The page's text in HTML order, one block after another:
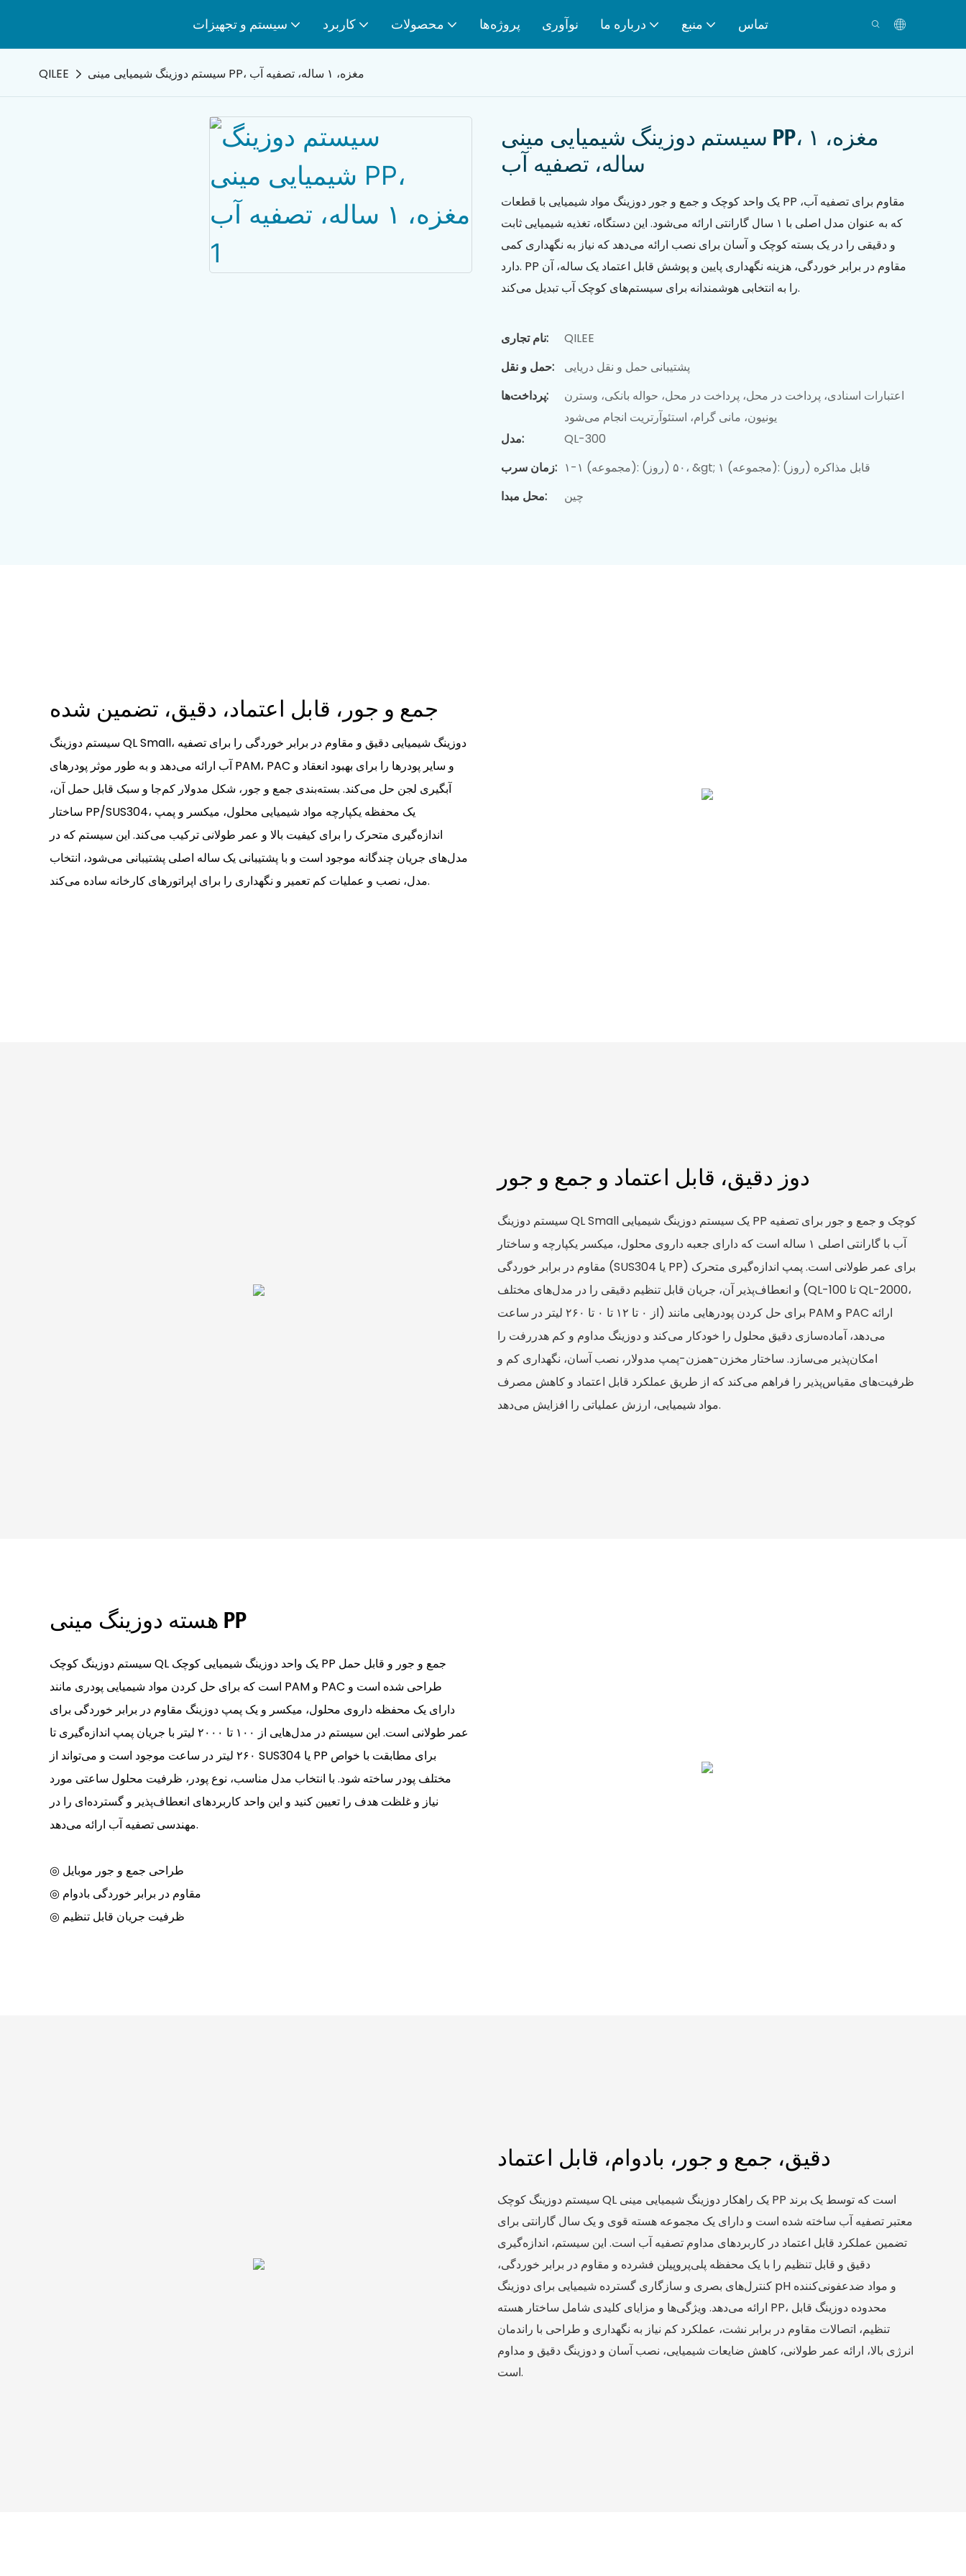
سیستم و تجهیزات کاربرد محصولات پروژه‌ها نوآوری درباره ما منبع تماس
QILEE سیستم دوزینگ شیمیایی مینی PP، مغزه، ۱ ساله، تصفیه آب
سیستم دوزینگ شیمیایی مینی PP، مغزه، ۱
ساله، تصفیه آب
یک واحد کوچک و جمع و جور دوزینگ مواد شیمیایی با قطعات PP مقاوم برای تصفیه آب،
که به عنوان مدل اصلی با ۱ سال گارانتی ارائه می‌شود. این دستگاه، تغذیه شیمیایی ثابت
و دقیقی را در یک بسته کوچک و آسان برای نصب ارائه می‌دهد که نیاز به نگهداری کمی
دارد. PP مقاوم در برابر خوردگی، هزینه نگهداری پایین و پوشش قابل اعتماد یک ساله، آن
را به انتخابی هوشمندانه برای سیستم‌های کوچک آب تبدیل می‌کند.
نام تجاری:
QILEE
حمل و نقل:
پشتیبانی حمل و نقل دریایی
پرداخت‌ها:
اعتبارات اسنادی، پرداخت در محل، پرداخت در محل، حواله بانکی، وسترن
یونیون، مانی گرام، استئوآرتریت انجام می‌شود
مدل:
QL-300
زمان سرب:
۱-۱ (مجموعه): ۵۰ (روز)، &gt; ۱ (مجموعه): قابل مذاکره (روز)
محل مبدا:
چین
جمع و جور، قابل اعتماد، دقیق، تضمین شده
سیستم دوزینگ QL Small، دوزینگ شیمیایی دقیق و مقاوم در برابر خوردگی را برای تصفیه
آب ارائه می‌دهد و به طور موثر پودرهای PAM، PAC و سایر پودرها را برای بهبود انعقاد و
آبگیری لجن حل می‌کند. بسته‌بندی جمع و جور، شکل مدولار کم‌جا و سبک قابل حمل آن،
ساختار PP/SUS304، یک محفظه یکپارچه مواد شیمیایی محلول، میکسر و پمپ
اندازه‌گیری متحرک را برای کیفیت بالا و عمر طولانی ترکیب می‌کند. این سیستم که در
مدل‌های جریان چندگانه موجود است و با پشتیبانی یک ساله اصلی پشتیبانی می‌شود، انتخاب
مدل، نصب و عملیات کم تعمیر و نگهداری را برای اپراتورهای کارخانه ساده می‌کند.
دوز دقیق، قابل اعتماد و جمع و جور
سیستم دوزینگ QL Small یک سیستم دوزینگ شیمیایی PP کوچک و جمع و جور برای تصفیه
آب با گارانتی اصلی ۱ ساله است که دارای جعبه داروی محلول، میکسر یکپارچه و ساختار
مقاوم در برابر خوردگی (SUS304 یا PP) برای عمر طولانی است. پمپ اندازه‌گیری متحرک
و انعطاف‌پذیر آن، جریان قابل تنظیم دقیقی را در مدل‌های مختلف (QL-100 تا QL-2000،
از ۰ تا ۱۲ تا ۰ تا ۲۶۰ لیتر در ساعت) برای حل کردن پودرهایی مانند PAM و PAC ارائه
می‌دهد، آماده‌سازی دقیق محلول را خودکار می‌کند و دوزینگ مداوم و کم هدررفت را
امکان‌پذیر می‌سازد. ساختار مخزن-همزن-پمپ مدولار، نصب آسان، نگهداری کم و
ظرفیت‌های مقیاس‌پذیر را فراهم می‌کند که از طریق عملکرد قابل اعتماد و کاهش مصرف
مواد شیمیایی، ارزش عملیاتی را افزایش می‌دهد.
هسته دوزینگ مینی PP
سیستم دوزینگ کوچک QL یک واحد دوزینگ شیمیایی کوچک PP جمع و جور و قابل حمل
است که برای حل کردن مواد شیمیایی پودری مانند PAM و PAC طراحی شده است و
دارای یک محفظه داروی محلول، میکسر و یک پمپ دوزینگ مقاوم در برابر خوردگی برای
عمر طولانی است. این سیستم در مدل‌هایی از ۱۰۰ تا ۲۰۰۰ لیتر با جریان پمپ اندازه‌گیری تا
۲۶۰ لیتر در ساعت موجود است و می‌تواند از SUS304 یا PP برای مطابقت با خواص
مختلف پودر ساخته شود. با انتخاب مدل مناسب، نوع پودر، ظرفیت محلول ساعتی مورد
نیاز و غلظت هدف را تعیین کنید و این واحد کاربردهای انعطاف‌پذیر و گسترده‌ای را در
مهندسی تصفیه آب ارائه می‌دهد.
◎ طراحی جمع و جور موبایل
◎ مقاوم در برابر خوردگی بادوام
◎ ظرفیت جریان قابل تنظیم
دقیق، جمع و جور، بادوام، قابل اعتماد
سیستم دوزینگ کوچک QL یک راهکار دوزینگ شیمیایی مینی PP است که توسط یک برند
معتبر تصفیه آب ساخته شده است و دارای یک مجموعه هسته قوی و یک سال گارانتی برای
تضمین عملکرد قابل اعتماد در کاربردهای مداوم تصفیه آب است. این سیستم، اندازه‌گیری
دقیق و قابل تنظیم را با یک محفظه پلی‌پروپیلن فشرده و مقاوم در برابر خوردگی،
کنترل‌های بصری و سازگاری گسترده شیمیایی برای دوزینگ pH و مواد ضدعفونی‌کننده
ارائه می‌دهد. ویژگی‌ها و مزایای کلیدی شامل ساختار هسته PP، محدوده دوزینگ قابل
تنظیم، اتصالات مقاوم در برابر نشت، عملکرد کم نیاز به نگهداری و طراحی با راندمان
انرژی بالا، ارائه عمر طولانی، کاهش ضایعات شیمیایی، نصب آسان و دوزینگ دقیق و مداوم
است.